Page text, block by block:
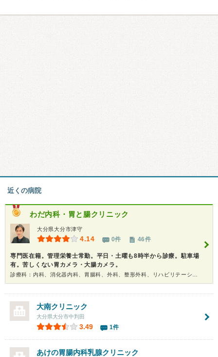
近くの病院
わだ内科・胃と腸クリニック
大分県大分市津守
4.14 0件 46件
専門医在籍。管理栄養士常勤。平日・土曜も8時半から診療。駐車場
有。苦しくない胃カメラ・大腸カメラ。
大南クリニック
大分県大分市中判田
3.49 1件
あけの胃腸内科乳腺クリニック